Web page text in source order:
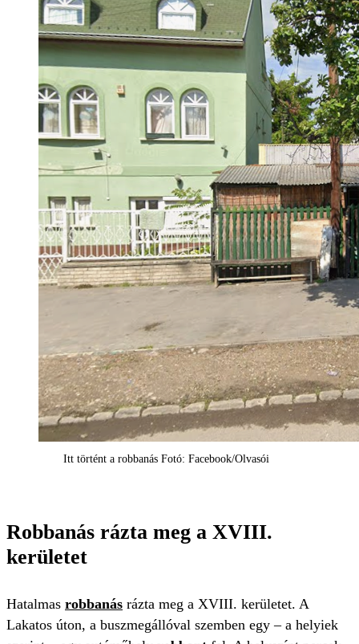
Itt történt a robbanás Fotó: Facebook/Olvasói
Robbanás rázta meg a XVIII.
kerületet
Hatalmas robbanás rázta meg a XVIII. kerületet. A
Lakatos úton, a buszmegállóval szemben egy – a helyiek